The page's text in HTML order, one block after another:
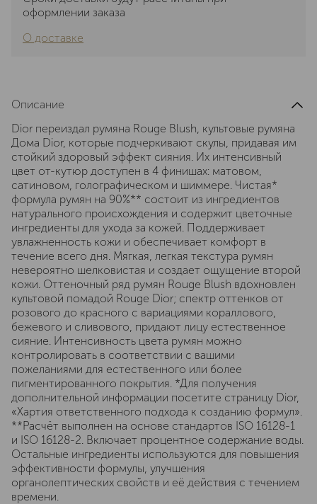
оформлении заказа
О доставке
Описание
Dior переиздал румяна Rouge Blush, культовые румяна
Дома Dior, которые подчеркивают скулы, придавая им
стойкий здоровый эффект сияния. Их интенсивный
цвет от-кутюр доступен в 4 финишах: матовом,
сатиновом, голографическом и шиммере. Чистая*
формула румян на 90%** состоит из ингредиентов
натурального происхождения и содержит цветочные
ингредиенты для ухода за кожей. Поддерживает
увлажненность кожи и обеспечивает комфорт в
течение всего дня. Мягкая, легкая текстура румян
невероятно шелковистая и создает ощущение второй
кожи. Оттеночный ряд румян Rouge Blush вдохновлен ​​
культовой помадой Rouge Dior; спектр оттенков от
розового до красного с вариациями кораллового,
бежевого и сливового, придают лицу естественное
сияние. Интенсивность цвета румян можно
контролировать в соответствии с вашими
пожеланиями для естественного или более
пигментированного покрытия. *Для получения
дополнительной информации посетите страницу Dior,
«Хартия ответственного подхода к созданию формул».
**Расчёт выполнен на основе стандартов ISO 16128-1
и ISO 16128-2. Включает процентное содержание воды.
Остальные ингредиенты используются для повышения
эффективности формулы, улучшения
органолептических свойств и её действия с течением
времени.